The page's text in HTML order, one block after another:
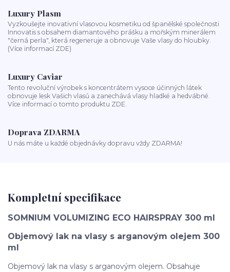
Luxury Plasm
Vyzkoušejte inovativní vlasovou kosmetiku od španělské společnosti
Innovatis s obsahem diamantového prášku a mořským minerálem
"černá perla", která regeneruje a obnovuje Vaše vlasy do hloubky.
(Více informací ZDE)
Luxury Caviar
Tento revoluční výrobek s koncentrátem vysoce účinných látek
obnovuje lesk Vašich vlasů a zanechává vlasy hladké a hedvábné.
Více informací o tomto produktu ZDE.
Doprava ZDARMA
U nás máte u každé objednávky dopravu vždy ZDARMA!
Kompletní specifikace
SOMNIUM VOLUMIZING ECO HAIRSPRAY 300 ml
Objemový lak na vlasy s arganovým olejem 300
ml
Objemový lak na vlasy s arganovým olejem. Obsahuje